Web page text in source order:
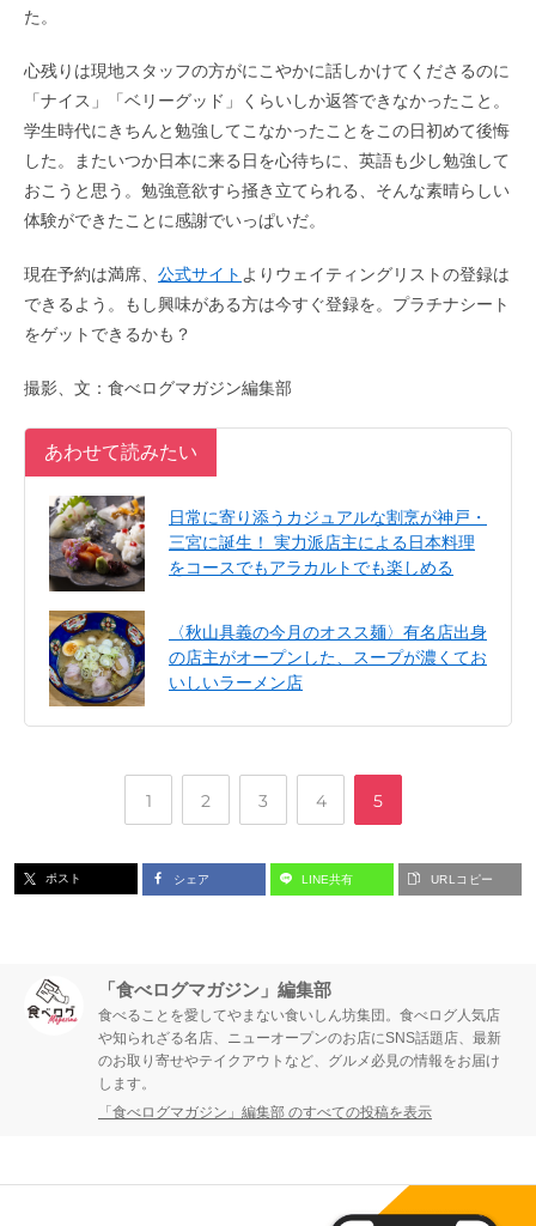
た。
心残りは現地スタッフの方がにこやかに話しかけてくださるのに
「ナイス」「ベリーグッド」くらいしか返答できなかったこと。
学生時代にきちんと勉強してこなかったことをこの日初めて後悔
した。またいつか日本に来る日を心待ちに、英語も少し勉強して
おこうと思う。勉強意欲すら掻き立てられる、そんな素晴らしい
体験ができたことに感謝でいっぱいだ。
現在予約は満席、 公式サイト よりウェイティングリストの登録は
できるよう。もし興味がある方は今すぐ登録を。プラチナシート
をゲットできるかも？
撮影、文：食べログマガジン編集部
あわせて読みたい
日常に寄り添うカジュアルな割烹が神戸・
三宮に誕生！ 実力派店主による日本料理
をコースでもアラカルトでも楽しめる
〈秋山具義の今月のオスス麺〉有名店出身
の店主がオープンした、スープが濃くてお
いしいラーメン店
ペ
ジ
1
,
ペ
ジ
2
,
ペ
ジ
3
,
ペ
ジ
4
,
ペ
ジ
5
ポスト シェア LINE共有 URLコピー
「食べログマガジン」編集部
食べることを愛してやまない食いしん坊集団。食べログ人気店
や知られざる名店、ニューオープンのお店にSNS話題店、最新
のお取り寄せやテイクアウトなど、グルメ必見の情報をお届け
します。
「食べログマガジン」編集部 のすべての投稿を表示